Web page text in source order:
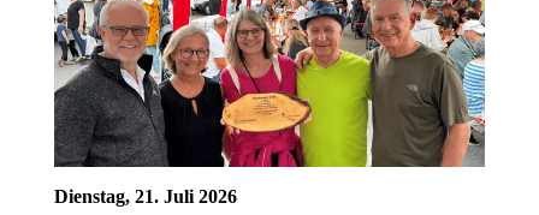
Dienstag, 21. Juli 2026